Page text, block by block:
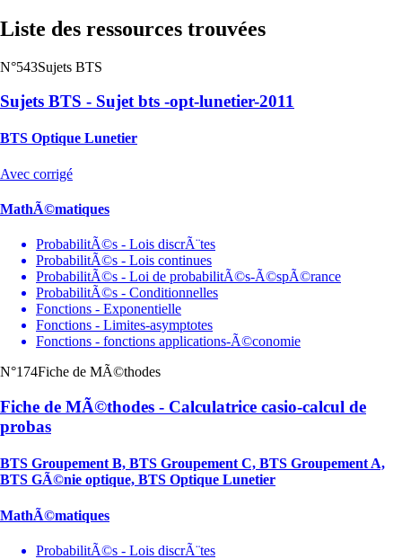
Liste des ressources trouvées
N°543Sujets BTS
Sujets BTS - Sujet bts -opt-lunetier-2011
BTS Optique Lunetier
Avec corrigé
MathÃ©matiques
ProbabilitÃ©s - Lois discrÃ¨tes
ProbabilitÃ©s - Lois continues
ProbabilitÃ©s - Loi de probabilitÃ©s-Ã©spÃ©rance
ProbabilitÃ©s - Conditionnelles
Fonctions - Exponentielle
Fonctions - Limites-asymptotes
Fonctions - fonctions applications-Ã©conomie
N°174Fiche de MÃ©thodes
Fiche de MÃ©thodes - Calculatrice casio-calcul de
probas
BTS Groupement B, BTS Groupement C, BTS Groupement A,
BTS GÃ©nie optique, BTS Optique Lunetier
MathÃ©matiques
ProbabilitÃ©s - Lois discrÃ¨tes